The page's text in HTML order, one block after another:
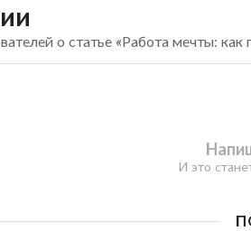
о статье «Работа мечты:
И это